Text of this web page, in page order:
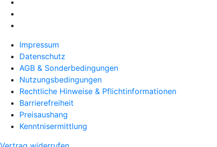
Impressum
Datenschutz
AGB & Sonderbedingungen
Nutzungsbedingungen
Rechtliche Hinweise & Pflichtinformationen
Barrierefreiheit
Preisaushang
Kenntnisermittlung